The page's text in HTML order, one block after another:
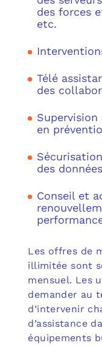
des forces
etc.
Télé
des
en
des données
Conseil et
Les offres de
illimitée sont
mensuel. Les
demander au
d’intervenir
d’assistance
équipements